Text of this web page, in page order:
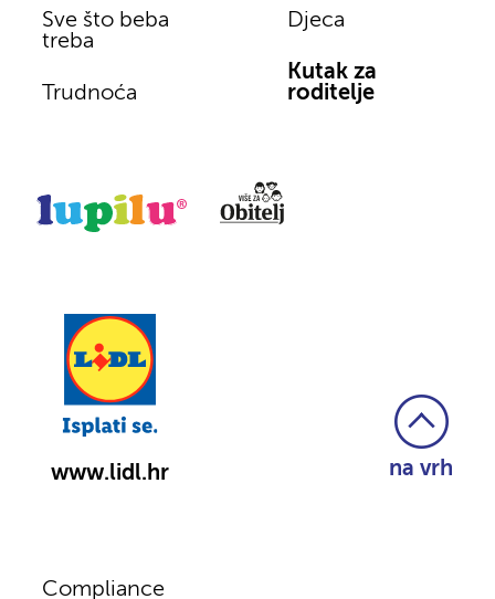
Sve što beba
treba
Trudnoća
Djeca
Kutak za
roditelje
www.lidl.hr na vrh
Compliance